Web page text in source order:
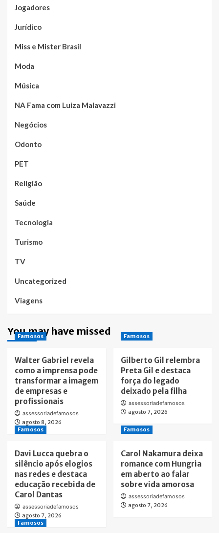
Jogadores
Jurídico
Miss e Mister Brasil
Moda
Música
NA Fama com Luiza Malavazzi
Negócios
Odonto
PET
Religião
Saúde
Tecnologia
Turismo
TV
Uncategorized
Viagens
You may have missed
Famosos
Walter Gabriel revela
como a imprensa pode
transformar a imagem
de empresas e
profissionais
assessoriadefamosos
agosto 8, 2026
Famosos
Gilberto Gil relembra
Preta Gil e destaca
força do legado
deixado pela filha
assessoriadefamosos
agosto 7, 2026
Famosos
Davi Lucca quebra o
silêncio após elogios
nas redes e destaca
educação recebida de
Carol Dantas
assessoriadefamosos
agosto 7, 2026
Famosos
Carol Nakamura deixa
romance com Hungria
em aberto ao falar
sobre vida amorosa
assessoriadefamosos
agosto 7, 2026
Famosos